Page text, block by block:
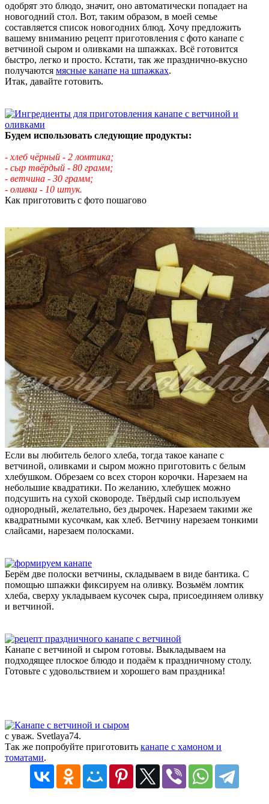
одобрят это блюдо, значит, оно автоматически попадает на
новогодний стол. Вот, таким образом, в моей семье
составляется список новогодних блюд. Хочу предложить
вашему вниманию рецепт приготовления с фото канапе с
ветчиной сыром и оливками на шпажках . Всё готовится
быстро, легко и просто. Кстати, так же празднично-вкусно
получаются мясные канапе на шпажках.
Итак, давайте готовить.
Будем использовать следующие продукты:
- хлеб чёрный - 2 ломтика;
- сыр твёрдый - 80 грамм;
- ветчина - 30 грамм;
- оливки - 10 штук.
Как приготовить с фото пошагово
Если вы любитель белого хлеба, тогда такое канапе с
ветчиной, оливками и сыром можно приготовить с белым
хлебушком. Обрезаем со всех сторон корочки. Нарезаем на
небольшие квадратики. По желанию, хлебушек можно
подсушить на сухой сковороде. Твёрдый сыр используем
однородный, желательно, без дырочек. Нарезаем такими же
квадратными кусочкам, как хлеб. Ветчину нарезаем тонкими
слайсами, нарезаем полосками.
Берём две полоски ветчины, складываем в виде бантика. С
помощью шпажки фиксируем на оливку. Возьмём ломтик
хлеба, сверху укладываем кусочек сыра, присоединяем оливку
и ветчиной.
Канапе с ветчиной и сыром готовы. Выкладываем на
подходящее плоское блюдо и подаём к праздничному столу.
Готовьте с удовольствием и хорошего вам праздника!
с уваж. Svetlaya74.
Так же попробуйте приготовить канапе с хамоном и
томатами.